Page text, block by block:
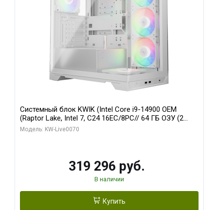
Системный блок KWIK (Intel Core i9-14900 OEM
(Raptor Lake, Intel 7, C24 16EC/8PC// 64 ГБ ОЗУ (2
модуля)/ Gigabyte RTX5080 XTREME WATERFORCE
Модель: KW-Live0070
319 296 руб.
В наличии
Купить